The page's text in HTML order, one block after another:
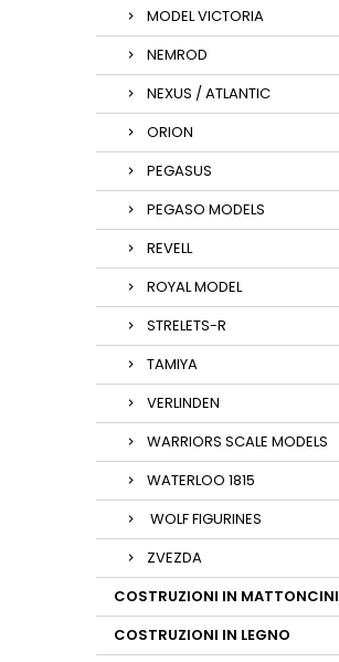
MODEL VICTORIA
NEMROD
NEXUS / ATLANTIC
ORION
PEGASUS
PEGASO MODELS
REVELL
ROYAL MODEL
STRELETS-R
TAMIYA
VERLINDEN
WARRIORS SCALE MODELS
WATERLOO 1815
WOLF FIGURINES
ZVEZDA
COSTRUZIONI IN MATTONCINI
COSTRUZIONI IN LEGNO